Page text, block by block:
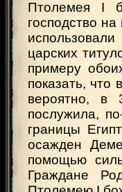
Птолемея I
господство
царских
примеру
показать,
вероятно, в
послужила,
границы
осажден
помощью
Граждане